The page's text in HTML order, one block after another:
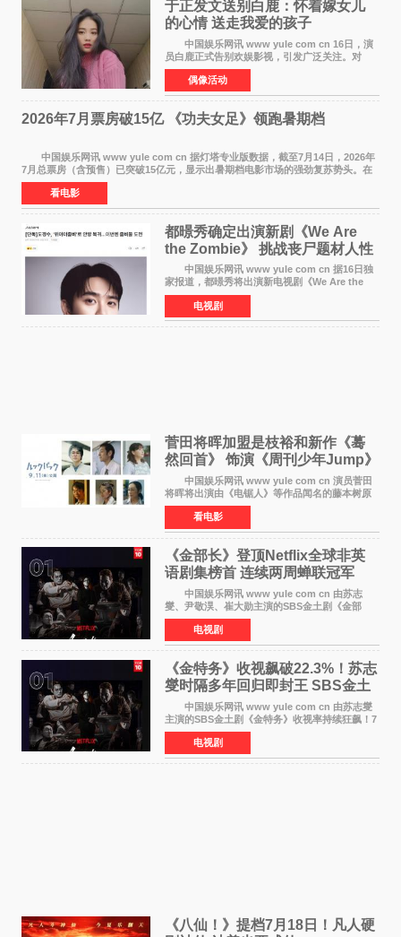
于正发文送别白鹿：怀着嫁女儿
的心情 送走我爱的孩子
中国娱乐网讯 www yule com cn 16日，演
员白鹿正式告别欢娱影视，引发广泛关注。对
此，欢娱影视创始人于正在社交平台发文回应，
字里行间流露不舍与祝福。 于正透露，以前
每次有演员到期不
偶像活动
2026年7月票房破15亿 《功夫女足》领跑暑期档
中国娱乐网讯 www yule com cn 据灯塔专业版数据，截至7月14日，2026年
7月总票房（含预售）已突破15亿元，显示出暑期档电影市场的强劲复苏势头。在
众多上映影片中，《功夫女足》《小黄人与大
看电影
都暻秀确定出演新剧《We Are
the Zombie》 挑战丧尸题材人性
喜剧
中国娱乐网讯 www yule com cn 据16日独
家报道，都暻秀将出演新电视剧《We Are the
Zombie》，在剧中饰演主演金仁钟一角，挑战与
以往丧尸题材截然不同的人性喜剧。 新剧
《We Are t
电视剧
菅田将晖加盟是枝裕和新作《蓦
然回首》 饰演《周刊少年Jump》
编辑
中国娱乐网讯 www yule com cn 演员菅田
将晖将出演由《电锯人》等作品闻名的藤本树原
作漫画改编的电影《蓦然回首》（是枝裕和导
演）。菅田饰演的角色是初中时代两位主人公带
着完成的作品前去
看电影
《金部长》登顶Netflix全球非英
语剧集榜首 连续两周蝉联冠军
中国娱乐网讯 www yule com cn 由苏志
燮、尹敬淏、崔大勋主演的SBS金土剧《金部
长》持续席卷全球，收获海内外观众热烈反
响。 15日，据Netflix官方排行榜网站Tudum
公布的数据，SBS金土剧《
电视剧
《金特务》收视飙破22.3%！苏志
燮时隔多年回归即封王 SBS金土
剧新纪录诞生
中国娱乐网讯 www yule com cn 由苏志燮
主演的SBS金土剧《金特务》收视率持续狂飙！7
月11日播出的第6集全国平均收视率高达22 3%，
瞬间最高更冲上26 4%，不仅再度刷新自身纪
录，更稳坐同时段
电视剧
《八仙！》提档7月18日！凡人硬